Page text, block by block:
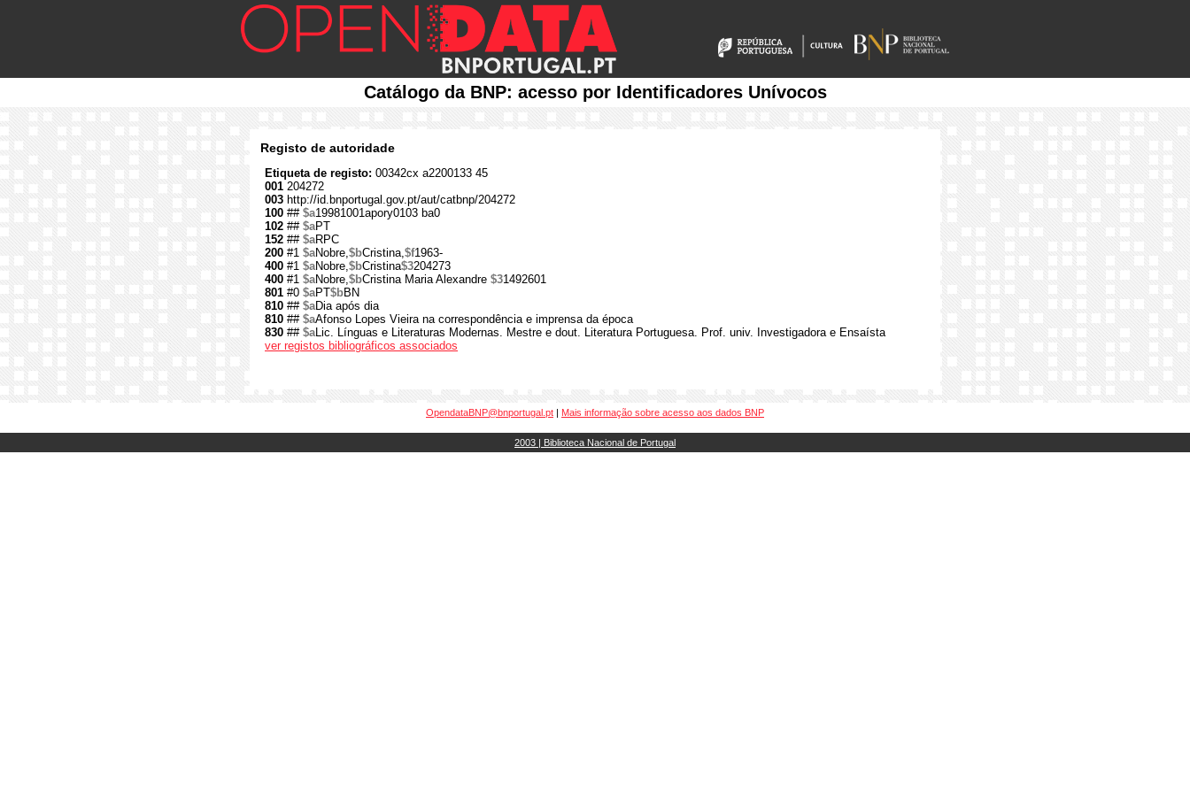
Catálogo da BNP: acesso por Identificadores Unívocos
Registo de autoridade
Etiqueta de registo: 00342cx a2200133 45
001 204272
003 http://id.bnportugal.gov.pt/aut/catbnp/204272
100 ## $a19981001apory0103 ba0
102 ## $aPT
152 ## $aRPC
200 #1 $aNobre,$bCristina,$f1963-
400 #1 $aNobre,$bCristina$3204273
400 #1 $aNobre,$bCristina Maria Alexandre $31492601
801 #0 $aPT$bBN
810 ## $aDia após dia
810 ## $aAfonso Lopes Vieira na correspondência e imprensa da época
830 ## $aLic. Línguas e Literaturas Modernas. Mestre e dout. Literatura Portuguesa. Prof. univ. Investigadora e Ensaísta
ver registos bibliográficos associados
OpendataBNP@bnportugal.pt | Mais informação sobre acesso aos dados BNP
2003 | Biblioteca Nacional de Portugal